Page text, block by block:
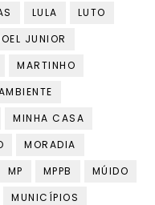
LULA
LUTO
JUNIOR
MARTINHO
MINHA CASA
MORADIA
MP MPPB
MÚIDO
MUNICÍPIOS